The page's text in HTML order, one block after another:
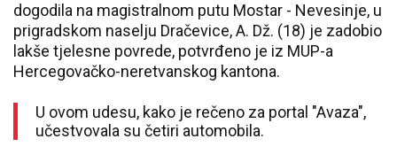
dogodila na magistralnom putu Mostar - Nevesinje, u
prigradskom naselju Dračevice, A. Dž. (18) je zadobio
lakše tjelesne povrede, potvrđeno je iz MUP-a
Hercegovačko-neretvanskog kantona.
U ovom udesu, kako je rečeno za portal "Avaza",
učestvovala su četiri automobila.